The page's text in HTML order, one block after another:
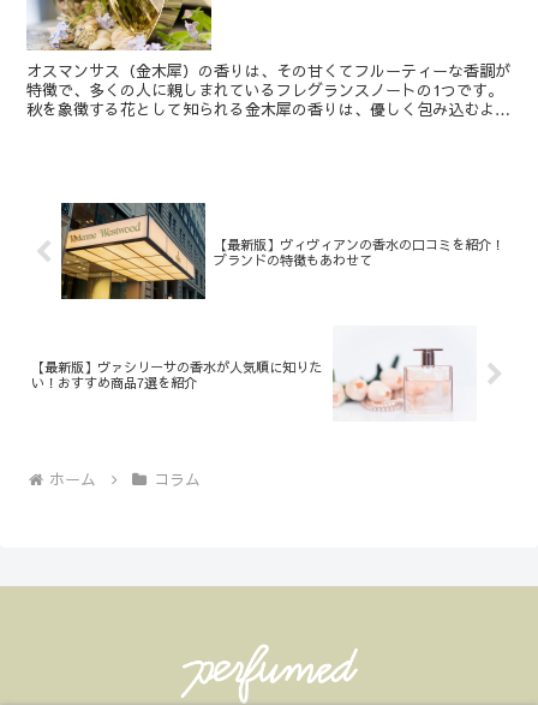
オスマンサス（金木犀）の香りは、その甘くてフルーティーな香調が
特徴で、多くの人に親しまれているフレグランスノートの1つです。
秋を象徴する花として知られる金木犀の香りは、優しく包み込むよう
【最新版】ヴィヴィアンの香水の口コミを紹介！
ブランドの特徴もあわせて
【最新版】ヴァシリーサの香水が人気順に知りた
い！おすすめ商品7選を紹介
ホーム コラム